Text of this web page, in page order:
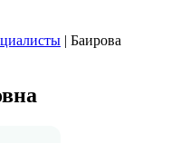
| Баирова